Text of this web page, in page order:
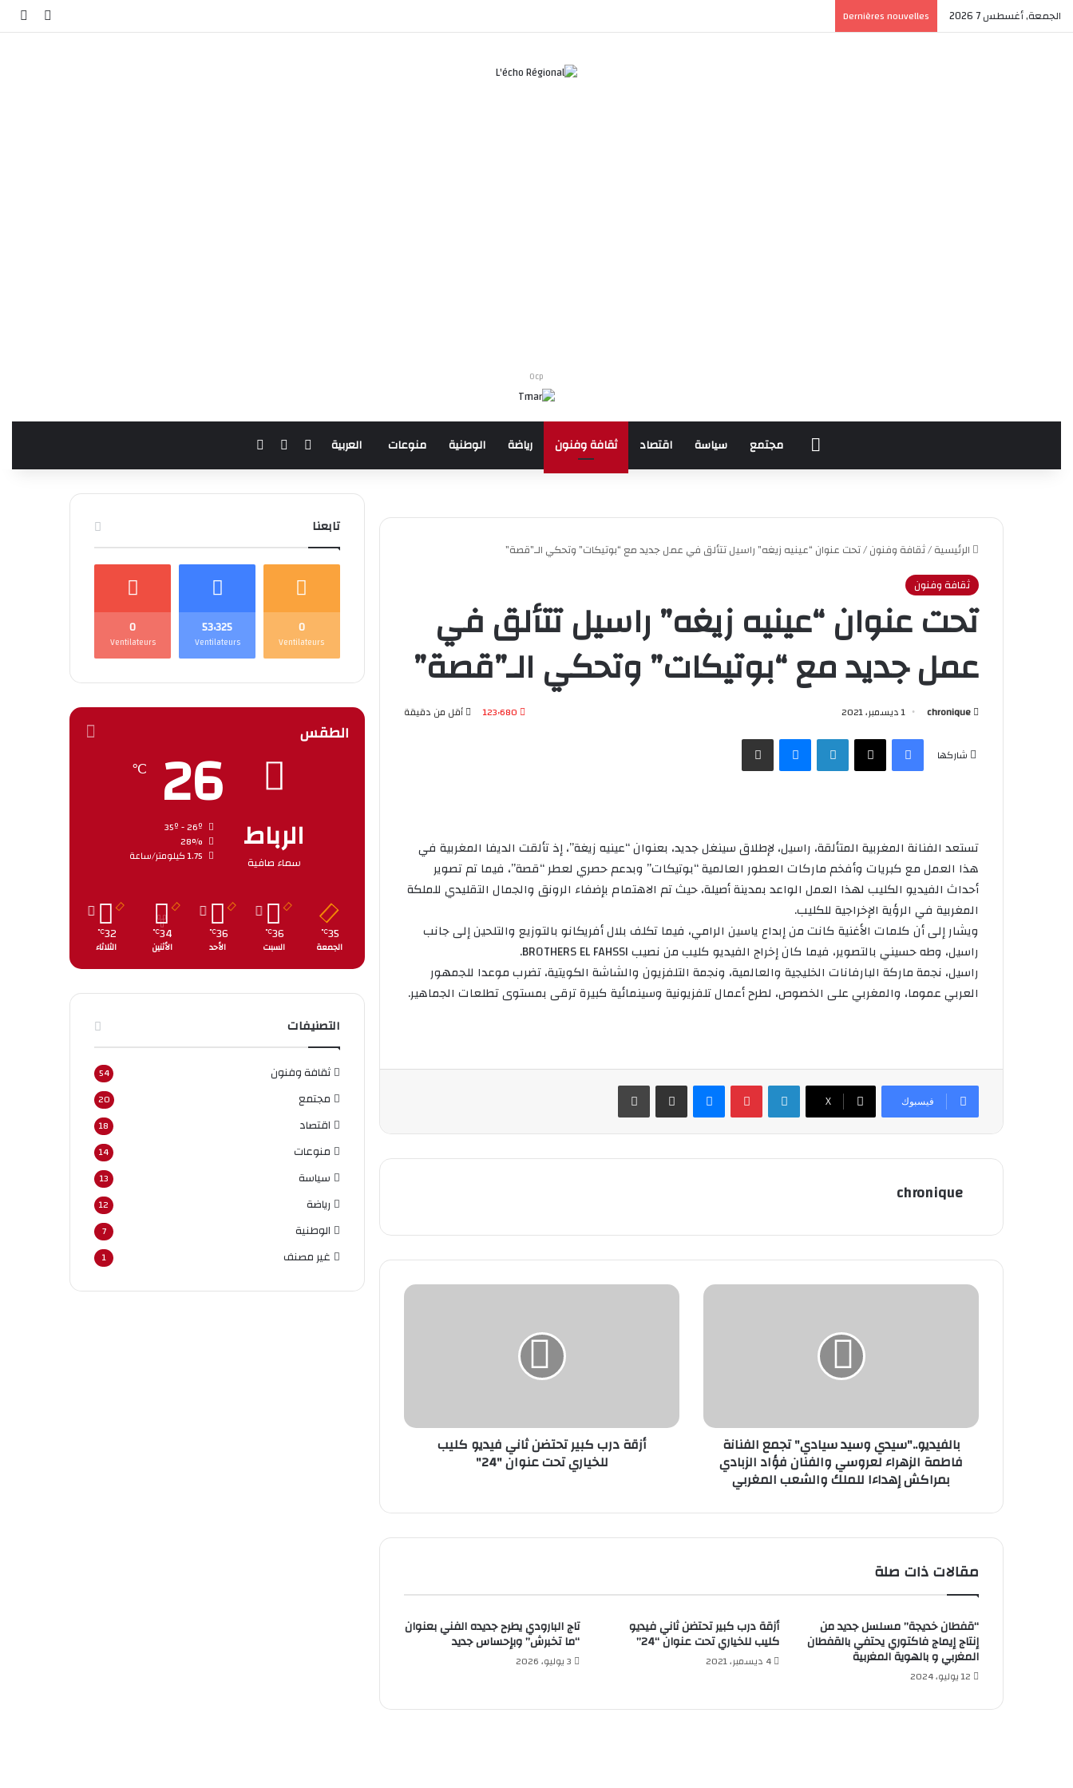
الجمعة, أغسطس 7 2026 Dernières nouvelles مقال
Ocp
الرئيسيةمجتمع سياسة اقتصاد ثقافة وفنون رياضة الوطنية منوعات العربية فيسبوك
يوتيوب
الرئيسية/ثقافة وفنون/تحت عنوان “عينيه زيغه” راسيل تتألق في عمل جديد مع “بوتيكات” وتحكي الـ”قصة”
ثقافة وفنون
تحت عنوان “عينيه زيغه” راسيل تتألق في
عمل جديد مع “بوتيكات” وتحكي الـ”قصة”
chronique 1 ديسمبر، 2021 123٬680 أقل من دقيقة
شاركها
فيسبوك لينكدإن
تستعد الفنانة المغربية المتألقة، راسيل، لإطلاق سينغل جديد، بعنوان “عينيه زيغة”، إذ تألقت الديفا المغربية في
هذا العمل مع كبريات وأفخم ماركات العطور العالمية “بوتيكات” وبدعم حصري لعطر “قصة”، فيما تم تصوير
أحداث الفيديو الكليب لهذا العمل الواعد بمدينة أصيلة، حيث تم الاهتمام بإضفاء الرونق والجمال التقليدي للملكة
المغربية في الرؤية الإخراجية للكليب.
ويشار إلى أن كلمات الأغنية كانت من إبداع ياسين الرامي، فيما تكلف بلال أفريكانو بالتوزيع والتلحين إلى جانب
راسيل، وطه حسيني بالتصوير، فيما كان إخراج الفيديو كليب من نصيب BROTHERS EL FAHSSI.
راسيل، نجمة ماركة البارفانات الخليجية والعالمية، ونجمة التلفزيون والشاشة الكويتية، تضرب موعدا للجمهور
العربي عموما، والمغربي على الخصوص، لطرح أعمال تلفزيونية وسينمائية كبيرة ترقى بمستوى تطلعات الجماهير.
فيسبوك X
لينكدإن بينتيريست
chronique
بالفيديو.."سيدي وسيد سيادي" تجمع الفنانة
فاطمة الزهراء لعروسي والفنان فؤاد الزبادي
بمراكش إهداءا للملك والشعب المغربي
أزقة درب كبير تحتضن ثاني فيديو كليب
للخياري تحت عنوان "24"
مقالات ذات صلة
“قفطان خديجة” مسلسل جديد من
إنتاج إيماج فاكتوري يحتفي بالقفطان
المغربي و بالهوية المغربية
12 يوليو، 2024
أزقة درب كبير تحتضن ثاني فيديو
كليب للخياري تحت عنوان “24”
4 ديسمبر، 2021
تاج البارودي يطرح جديده الفني بعنوان
“ما تخبرش” وبإحساس جديد
3 يوليو، 2026
تابعنا
0
Ventilateurs
53٬325
Ventilateurs
0
Ventilateurs
الطقس
الرباط
سماء صافية
26
℃
28%
1.75 كيلومتر/ساعة
35
℃
الجمعة
36
℃
السبت
36
℃
الأحد
34
℃
الأثنين
32
℃
الثلاثاء
التصنيفات
ثقافة وفنون 54
مجتمع 20
اقتصاد 18
منوعات 14
سياسة 13
رياضة 12
الوطنية 7
غير مصنف 1